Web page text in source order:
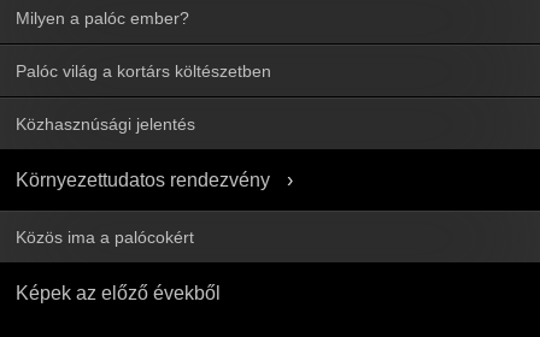
Milyen a palóc ember?
Palóc világ a kortárs költészetben
Közhasznúsági jelentés
Környezettudatos rendezvény
Közös ima a palócokért
Képek az előző évekből